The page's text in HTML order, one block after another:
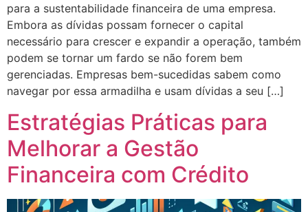
para a sustentabilidade financeira de uma empresa.
Embora as dívidas possam fornecer o capital
necessário para crescer e expandir a operação, também
podem se tornar um fardo se não forem bem
gerenciadas. Empresas bem-sucedidas sabem como
navegar por essa armadilha e usam dívidas a seu […]
Estratégias Práticas para
Melhorar a Gestão
Financeira com Crédito